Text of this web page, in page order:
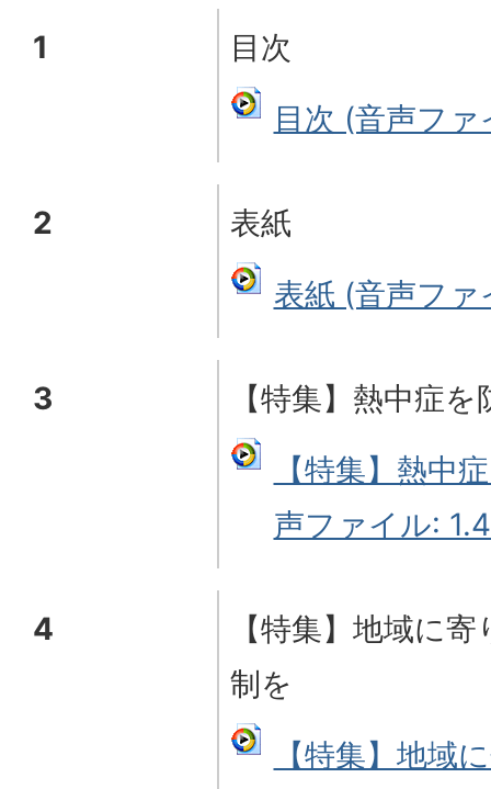
1
目次
目次 (音声フ
2
表紙
表紙 (音声フ
3
【特集】熱中症
【特集】熱中
声ファイル:
4
【特集】地域に
制を
【特集】地域